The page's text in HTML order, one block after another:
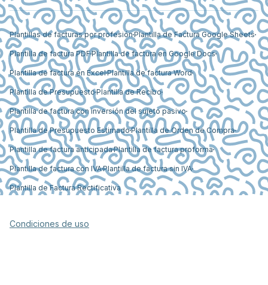
Plantillas de facturas por profesión Plantilla de Factura Google Sheets
Plantilla de factura PDF Plantilla de factura en Google Docs
Plantilla de factura en ExcelPlantilla de factura Word
Plantilla de Presupuesto Plantilla de Recibo
Plantilla de factura con inversión del sujeto pasivo
Plantilla de Presupuesto EstimadoPlantilla de Orden de Compra
Plantilla de factura anticipadaPlantilla de factura proforma
Plantilla de factura con IVAPlantilla de factura sin IVA
Plantilla de Factura Rectificativa
Condiciones de uso